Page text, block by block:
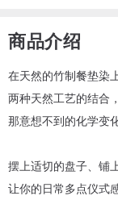
商品介绍
在天然的竹制餐垫染
两种天然工艺的结合
那意想不到的化学
摆上适切的盘子、铺
让你的日常多点仪式